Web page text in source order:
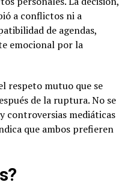
a conflictos ni a
de agendas,
emocional por la
respeto mutuo que se
de la ruptura. No se
controversias mediáticas
que ambos prefieren